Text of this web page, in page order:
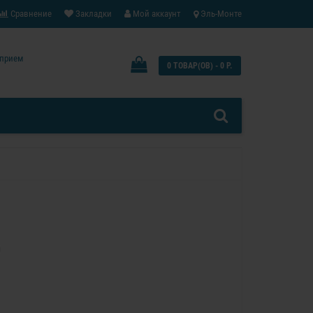
Эль-Монте
Мой аккаунт
Закладки
Сравнение
0 ТОВАР(ОВ) - 0 Р.